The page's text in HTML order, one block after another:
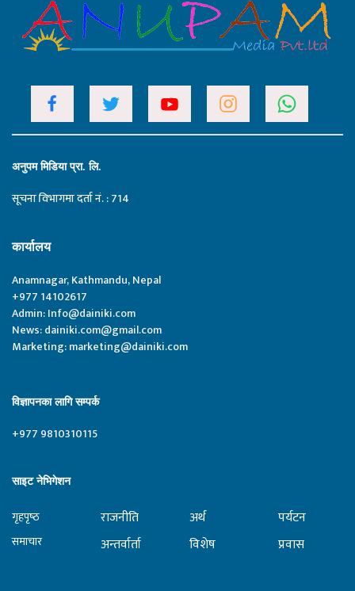
अनुपम मिडिया प्रा. लि.
सूचना विभागमा दर्ता नं. : 714
कार्यालय
Anamnagar, Kathmandu, Nepal
+977 14102617
Admin:Info@dainiki.com
News:dainiki.com@gmail.com
Marketing:marketing@dainiki.com
विज्ञापनका लागि सम्पर्क
+977 9810310115
साइट नेभिगेशन
गृहपृष्‍ठ
समाचार
राजनीति
अन्तर्वार्ता
अर्थ
विशेष
पर्यटन
प्रवास